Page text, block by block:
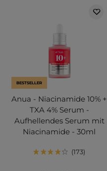
BESTSELLER
Anua - Niacinamide 10% +
TXA 4% Serum -
Aufhellendes Serum mit
Niacinamide - 30ml
173